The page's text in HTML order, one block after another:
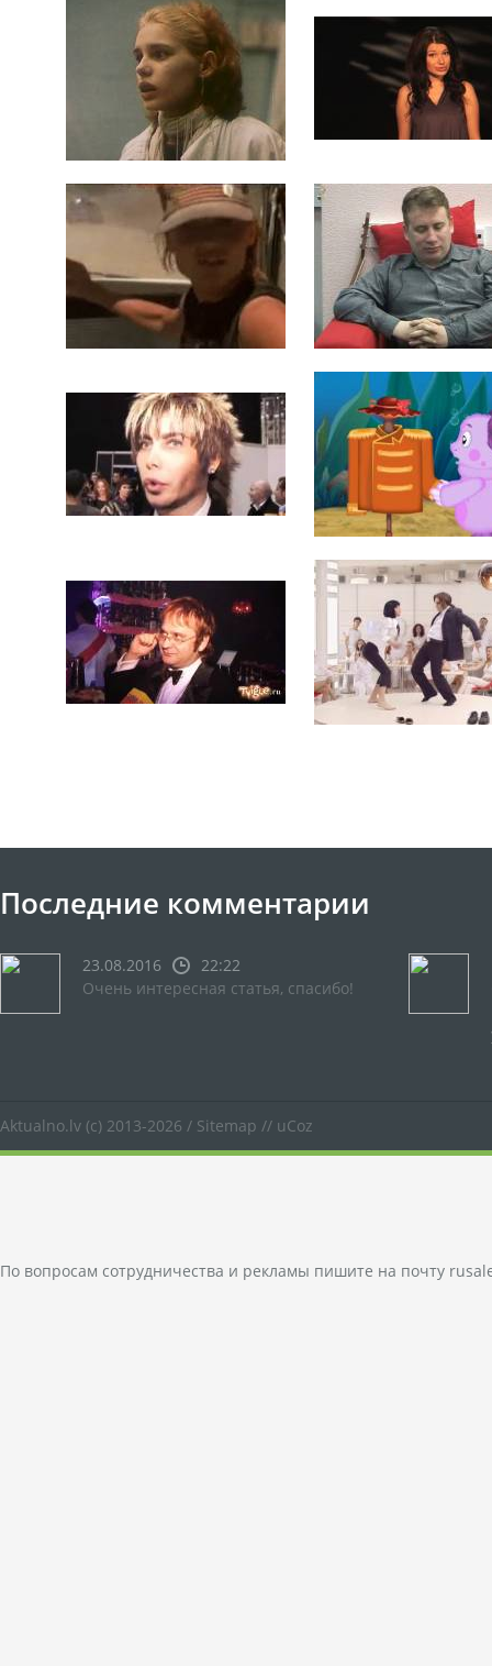
Последние комментарии
23.08.2016
22:22
Очень интересная статья, спасибо!
Aktualno.lv (c) 2013-2026 / Sitemap // uCoz
По вопросам сотрудничества и рекламы пишите на почту